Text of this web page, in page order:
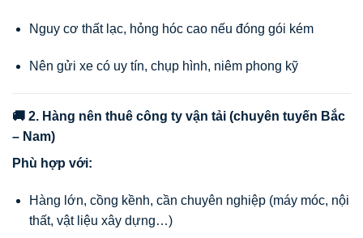
Nguy cơ thất lạc, hỏng hóc cao nếu đóng gói kém
Nên gửi xe có uy tín, chụp hình, niêm phong kỹ
🚚 2. Hàng nên thuê công ty vận tải (chuyên tuyến Bắc
– Nam)
Phù hợp với:
Hàng lớn, cồng kềnh, cần chuyên nghiệp (máy móc, nội
thất, vật liệu xây dựng…)